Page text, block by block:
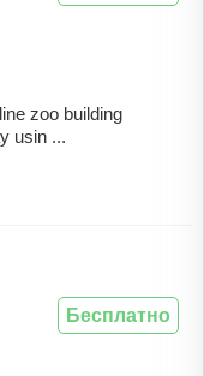
zoo building
usin ...
Бесплатно